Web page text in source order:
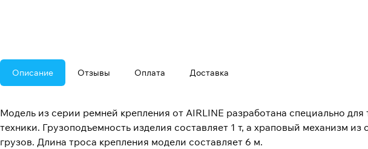
Описание Отзывы Оплата Доставка
Модель из серии ремней крепления от AIRLINE разработана специально
техники. Грузоподъемность изделия составляет 1 т, а храповый механизм
грузов. Длина троса крепления модели составляет 6 м.